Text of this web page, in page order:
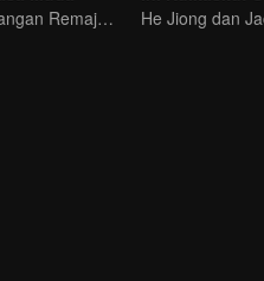
Petualangan Remaja: Segera Dimulai